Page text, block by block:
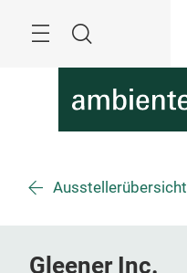
Suche
Ausstellerübersicht
Gleener Inc.